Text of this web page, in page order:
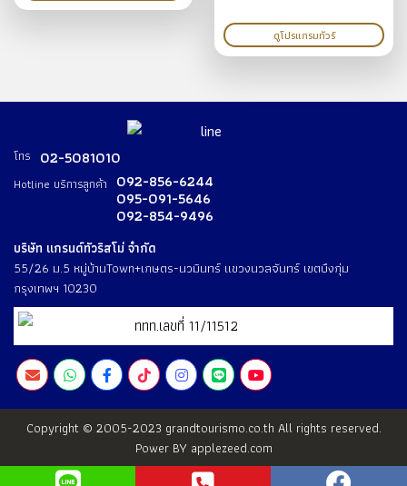
MM
ดูโปรแกรมทัวร์
โทร 02-5081010
Hotline บริการลูกค้า 092-856-6244
095-091-5646
092-854-9496
บริษัท แกรนด์ทัวริสโม่ จำกัด
55/26 ม.5 หมู่บ้านTown+เกษตร-นวมินทร์ แขวงนวลจันทร์ เขตบึงกุ่ม
กรุงเทพฯ 10230
ททท.เลขที่ 11/11512
Copyright © 2005-2023 grandtourismo.co.th All rights reserved.
Power BY applezeed.com